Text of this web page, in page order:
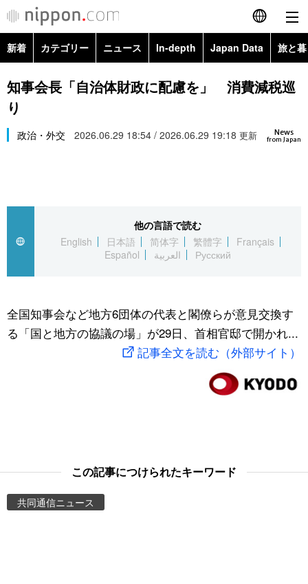
English
简体字
Русский
カテゴリー
経済・ビジネス
国際
文化
トップ
アーカイブ
In-depth
Japan Data
動画/Live
新着 カテゴリー ニュース In-depth Japan Data 旅と
政治・外交
経済・ビジネス
スポーツ・東京2020
Topics
知事会長「自治体財政に配慮を」 消費減税巡
り
News
from Japan
政治・外交 2026.06.29 18:54 / 2026.06.29 19:18 更新
他の言語で読む
English
日本語 简体字 繁體字
Français
Español
العربية Русский
全国知事会など地方6団体の代表と閣僚らが意見交換す
る「国と地方の協議の場」が29日、首相官邸で開かれ...
記事全文を読む（外部サイト）
この記事につけられたキーワード
共同通信ニュース